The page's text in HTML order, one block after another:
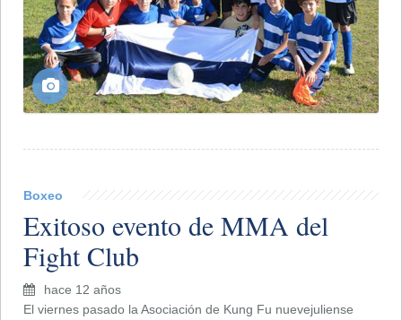
Boxeo
Exitoso evento de MMA del
Fight Club
hace 12 años
El viernes pasado la Asociación de Kung Fu nuevejuliense